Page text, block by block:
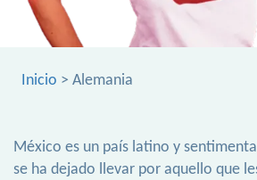
Inicio > Alemania
México es un país latino y
se ha dejado llevar por aquello que